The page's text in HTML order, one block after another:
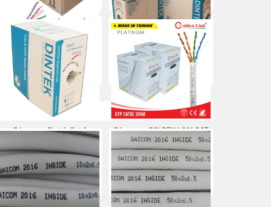
Cáp mạng Commscope Cat
5e chống nhiễu (STP)
Mua ngay
Cáp mạng Dintek Cat 5e
Mua ngay
Cáp mạng Dintek Cat 6
Cáp mạng GOLDEN LINK CAT
5E
Mua ngay